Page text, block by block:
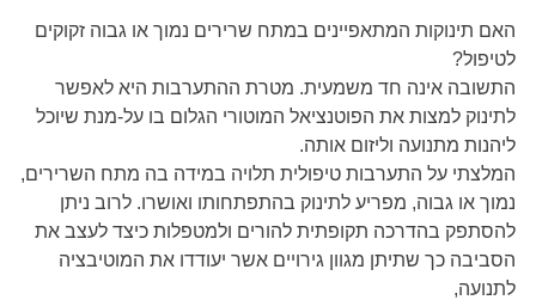
האם תינוקות המתאפיינים במתח שרירים נמוך או גבוה זקוקים
לטיפול?
התשובה אינה חד משמעית. מטרת ההתערבות היא לאפשר
לתינוק למצות את הפוטנציאל המוטורי הגלום בו על-מנת שיוכל
ליהנות מתנועה וליזום אותה.
המלצתי על התערבות טיפולית תלויה במידה בה מתח השרירים,
נמוך או גבוה, מפריע לתינוק בהתפתחותו ואושרו. לרוב ניתן
להסתפק בהדרכה תקופתית להורים ולמטפלות כיצד לעצב את
הסביבה כך שתיתן מגוון גירויים אשר יעודדו את המוטיבציה
לתנועה,